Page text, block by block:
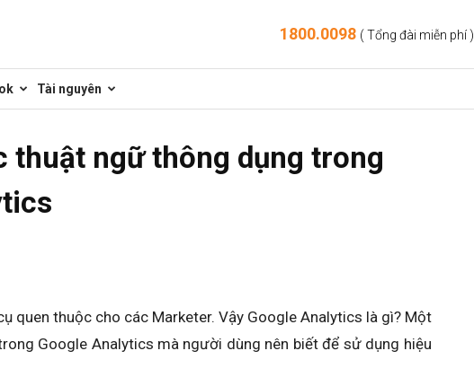
1800.0098 ( Tổng đài miễn phí )
Tài nguyên
thuật ngữ thông dụng trong
quen thuộc cho các Marketer. Vậy Google Analytics là gì? Một
Google Analytics mà người dùng nên biết để sử dụng hiệu